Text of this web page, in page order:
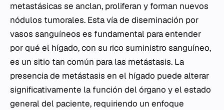
metastásicas se anclan, proliferan y forman nuevos
nódulos tumorales. Esta vía de diseminación por
vasos sanguíneos es fundamental para entender
por qué el hígado, con su rico suministro sanguíneo,
es un sitio tan común para las metástasis. La
presencia de metástasis en el hígado puede alterar
significativamente la función del órgano y el estado
general del paciente, requiriendo un enfoque